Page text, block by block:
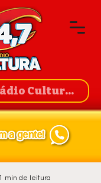
Cultura de Guanambi
1 min de leitura